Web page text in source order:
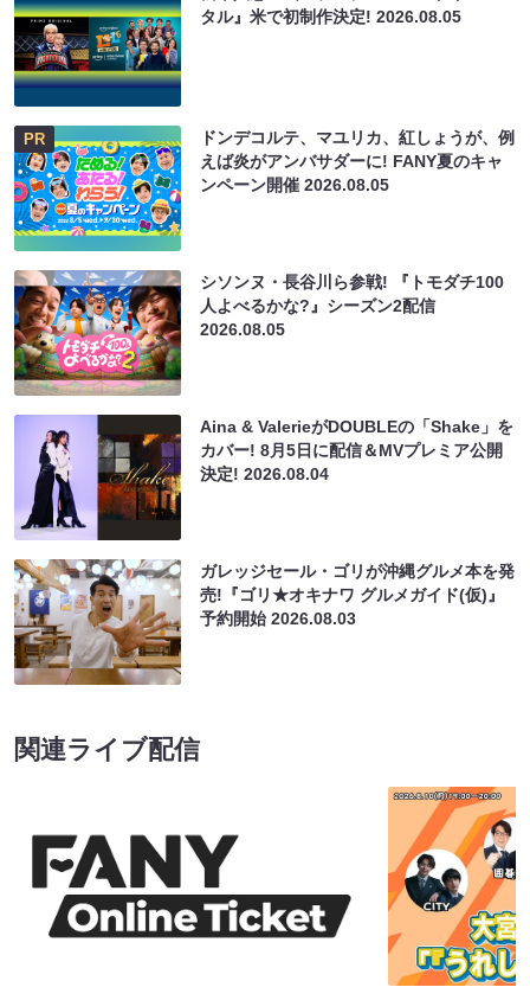
タル』米で初制作決定!2026.08.05
PR
ドンデコルテ、マユリカ、紅しょうが、例
えば炎がアンバサダーに! FANY夏のキャ
ンペーン開催2026.08.05
シソンヌ・長谷川ら参戦! 『トモダチ100
人よべるかな?』シーズン2配信
2026.08.05
Aina & ValerieがDOUBLEの「Shake」を
カバー! 8月5日に配信＆MVプレミア公開
決定!2026.08.04
ガレッジセール・ゴリが沖縄グルメ本を発
売!『ゴリ★オキナワ グルメガイド(仮)』
予約開始2026.08.03
関連ライブ配信